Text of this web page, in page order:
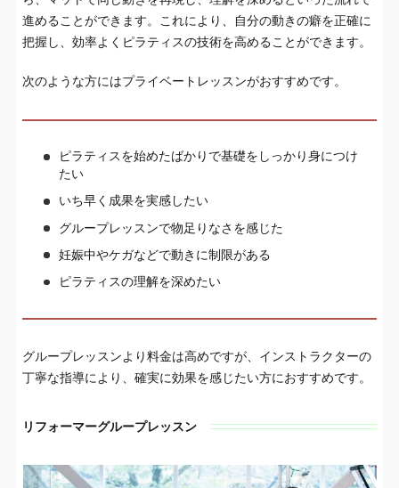
進めることができます。これにより、自分の動きの癖を正確に
把握し、効率よくピラティスの技術を高めることができます。
次のような方にはプライベートレッスンがおすすめです。
ピラティスを始めたばかりで基礎をしっかり身につけ
たい
いち早く成果を実感したい
グループレッスンで物足りなさを感じた
妊娠中やケガなどで動きに制限がある
ピラティスの理解を深めたい
グループレッスンより料金は高めですが、インストラクターの
丁寧な指導により、確実に効果を感じたい方におすすめです。
リフォーマーグループレッスン